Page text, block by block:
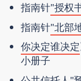
指南针"授权
指南针"北部
你决定谁决定
小册子